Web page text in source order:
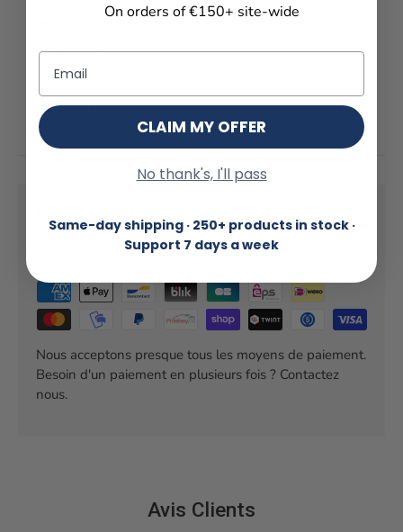
Ultra-compact et léger
Facile à glisser dans une sellette
speed-riding et speed-flying
Payment methods
Nous acceptons presque tous les moyens de paiement.
Besoin d'un paiement en plusieurs fois ? Contactez
nous.
Avis Clients
On orders of €150+ site-wide
Email
CLAIM MY OFFER
No thank's, I'll pass
Same-day shipping · 250+ products in stock ·
Support 7 days a week